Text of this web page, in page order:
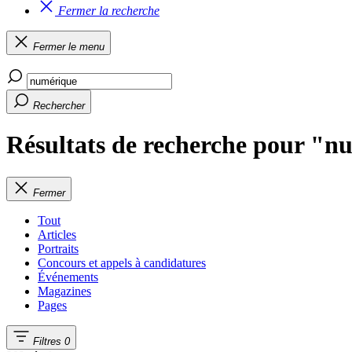
Fermer la recherche
Fermer le menu
Rechercher
Résultats de recherche pour
Fermer
Tout
Articles
Portraits
Concours et appels à candidatures
Événements
Magazines
Pages
Filtres 0